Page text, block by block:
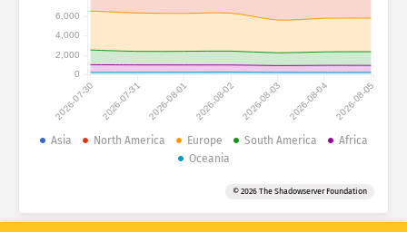
Estadísticas de ataques: dispositivos
Países
Conjunto de datos
Límite
Superpuestos
2026-07-30 2026-07-31 2026-08-01 2026-08-02 2026-08-03 2026-08-04 2026-08-05
0
2,000
4,000
6,000
Asia North America Europe South America
Africa
Oceania
© 2026 The Shadowserver Foundation